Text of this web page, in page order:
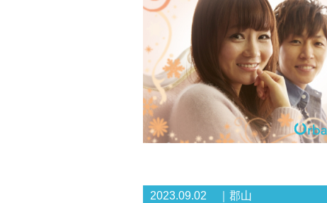
2023.09.02 ｜郡山